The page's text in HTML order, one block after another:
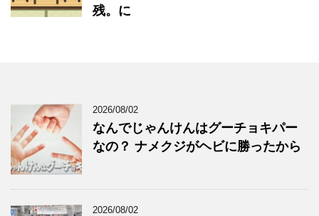
残。に
2026/08/02
なんでじゃんけんはグーチョキパー
なの？ ナメクジがヘビに勝ったから
2026/08/02